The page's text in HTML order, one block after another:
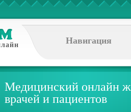
Навигация
Медицинский онлайн
врачей и пациентов